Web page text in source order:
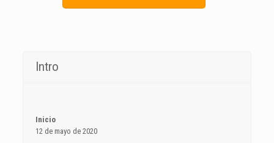
Intro
Inicio
12 de mayo de 2020